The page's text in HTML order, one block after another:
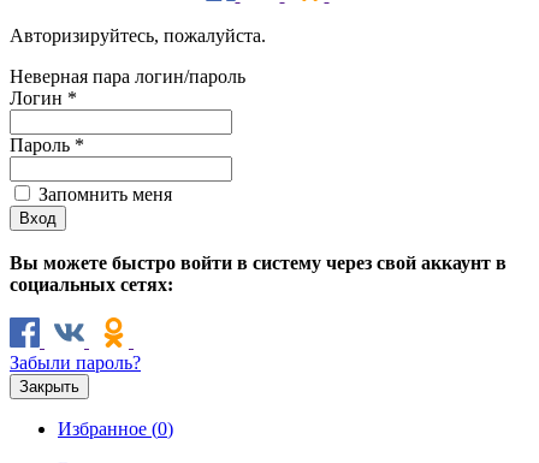
Авторизируйтесь, пожалуйста.
Неверная пара логин/пароль
Логин *
Пароль *
Запомнить меня
Вы можете быстро войти в систему через свой аккаунт в
социальных сетях:
Забыли пароль?
Закрыть
Избранное (0)